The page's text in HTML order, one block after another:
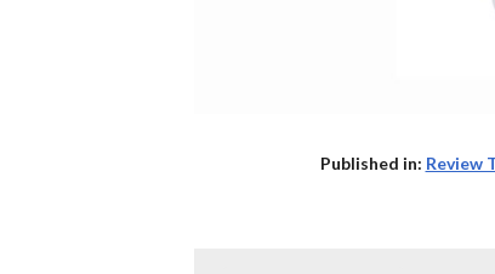
Published in: Review